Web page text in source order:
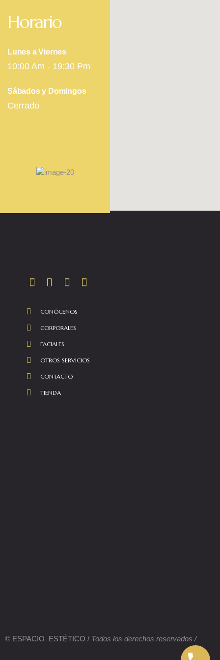
Horario
Lunes a Viernes
10:00 Am - 19:30 Pm
Sábados y Domingos
Cerrado
CONÓCENOS
CORPORALES
FACIALES
OTROS SERVICIOS
CONTACTO
TIENDA
© ESPACIO ESTÉTICO / Todos los derechos reservados /